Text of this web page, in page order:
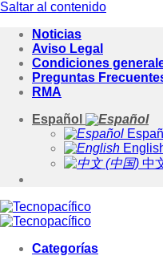
Saltar al contenido
Noticias
Aviso Legal
Condiciones
Preguntas
RMA
Español
中
Categorías